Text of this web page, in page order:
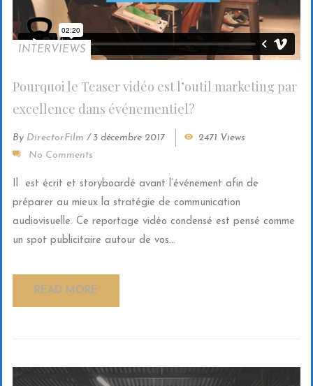
INTERVIEWS
Pourquoi le Teaser vidéo est l’outil marketing par
excellence dans événementiel?
By DirectorFilm / 3 décembre 2017
2471 Views
No Comments
Il est écrit et storyboardé avant l’événement afin de
préparer au mieux la stratégie de communication
audiovisuelle. Ce reportage vidéo condensé est pensé comme
un spot publicitaire autour de vos...
READ MORE